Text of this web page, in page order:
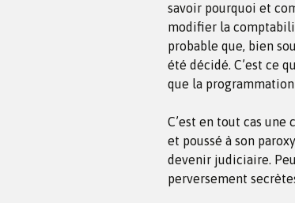
savoir pourquoi et
modifier la
probable que, bien
été décidé. C’est ce
que la
C’est en tout cas
et poussé à son
devenir judiciaire.
perversement